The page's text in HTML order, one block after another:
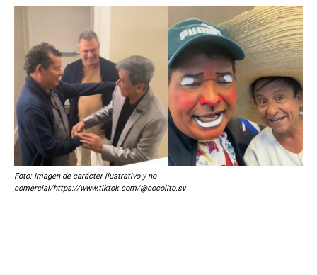
Foto: Imagen de carácter ilustrativo y no
comercial/https://www.tiktok.com/@cocolito.sv